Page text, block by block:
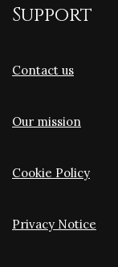
Support
Contact us
Our mission
Cookie Policy
Privacy Notice